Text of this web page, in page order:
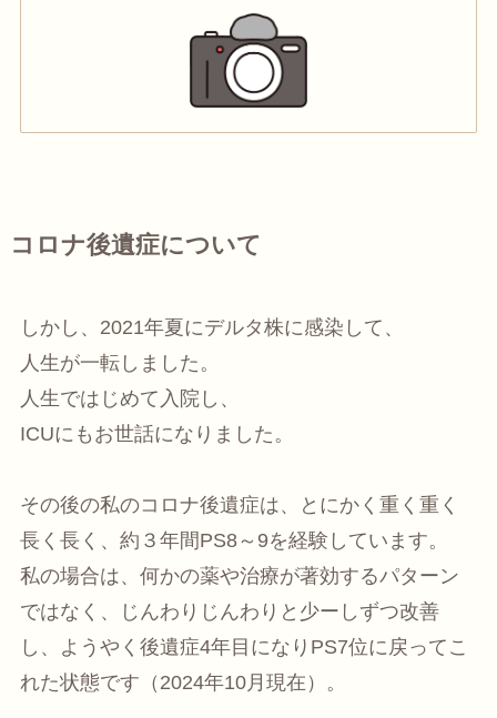
コロナ後遺症について
しかし、2021年夏にデルタ株に感染して、
人生が一転しました。
人生ではじめて入院し、
ICUにもお世話になりました。
その後の私のコロナ後遺症は、とにかく重く重く
長く長く、約３年間PS8～9を経験しています。
私の場合は、何かの薬や治療が著効するパターン
ではなく、じんわりじんわりと少ーしずつ改善
し、ようやく後遺症4年目になりPS7位に戻ってこ
れた状態です（2024年10月現在）。